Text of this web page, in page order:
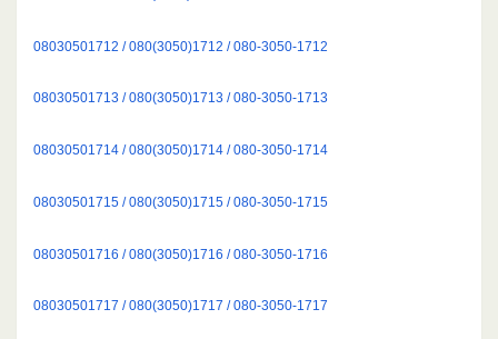
08030501712 / 080(3050)1712 / 080-3050-1712
08030501713 / 080(3050)1713 / 080-3050-1713
08030501714 / 080(3050)1714 / 080-3050-1714
08030501715 / 080(3050)1715 / 080-3050-1715
08030501716 / 080(3050)1716 / 080-3050-1716
08030501717 / 080(3050)1717 / 080-3050-1717